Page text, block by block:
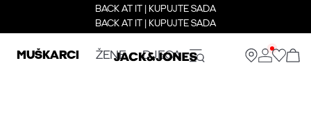
BACK AT IT | KUPUJTE SADA
BACK AT IT | KUPUJTE SADA
MUŠKARCI ŽENE DJECA